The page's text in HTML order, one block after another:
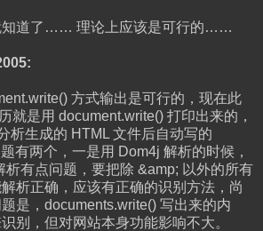
知道了…… 理论上应该是可行的……
方式输出是可行的，现在此
就是用 document.write() 打印出来的，
析生成的 HTML 文件后自动写的
有两个，一是用 Dom4j 解析的时候，
析有点问题，要把除 &amp; 以外的所有
析正确，应该有正确的识别方法，尚
是，documents.write() 写出来的内
别，但对网站本身功能影响不大。